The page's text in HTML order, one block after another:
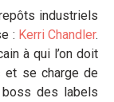
industriels
: Kerri Chandler.
à qui l’on doit
et se charge de
boss des labels